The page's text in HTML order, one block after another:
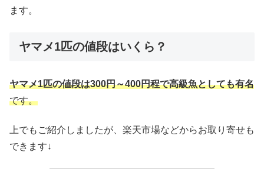
ます。
ヤマメ1匹の値段はいくら？
ヤマメ1匹の値段は300円～400円程で高級魚としても有名
です。
上でもご紹介しましたが、楽天市場などからお取り寄せも
できます↓